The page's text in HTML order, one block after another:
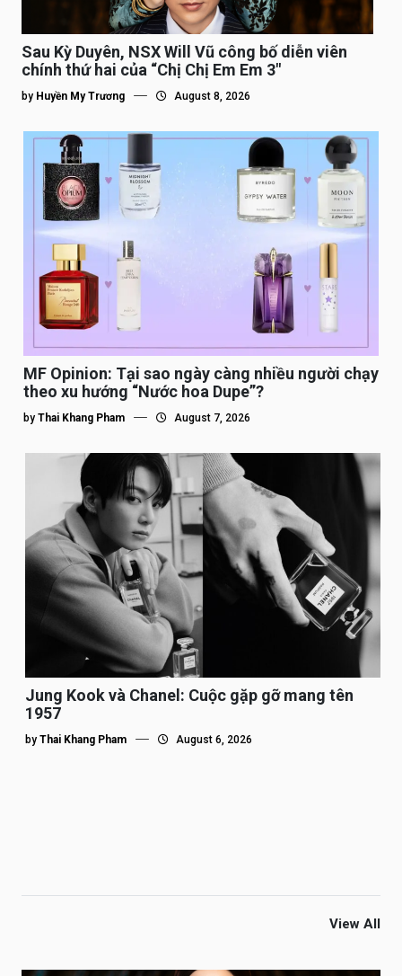
Sau Kỳ Duyên, NSX Will Vũ công bố diễn viên
chính thứ hai của “Chị Chị Em Em 3″
by Huyền My Trương August 8, 2026
MF Opinion: Tại sao ngày càng nhiều người chạy
theo xu hướng “Nước hoa Dupe”?
by Thai Khang Pham August 7, 2026
Jung Kook và Chanel: Cuộc gặp gỡ mang tên
1957
by Thai Khang Pham August 6, 2026
View All